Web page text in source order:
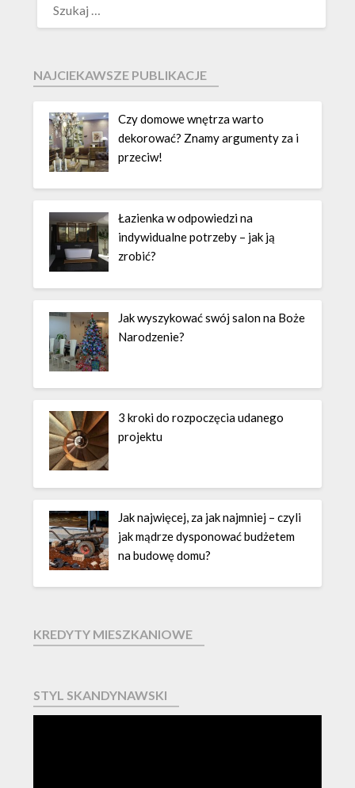
NAJCIEKAWSZE PUBLIKACJE
Czy domowe wnętrza warto
dekorować? Znamy argumenty za i
przeciw!
Łazienka w odpowiedzi na
indywidualne potrzeby – jak ją
zrobić?
Jak wyszykować swój salon na Boże
Narodzenie?
3 kroki do rozpoczęcia udanego
projektu
Jak najwięcej, za jak najmniej – czyli
jak mądrze dysponować budżetem
na budowę domu?
KREDYTY MIESZKANIOWE
STYL SKANDYNAWSKI